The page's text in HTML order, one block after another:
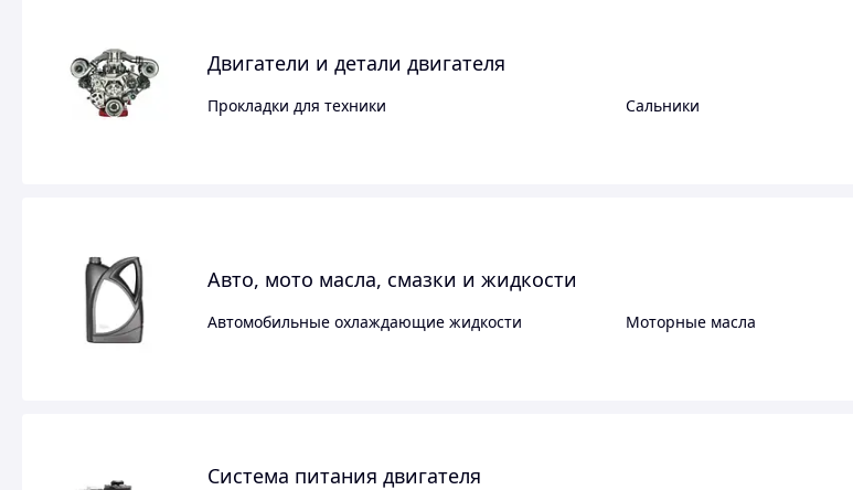
Двигатели и детали двигателя
Прокладки для техники Сальники
Авто, мото масла, смазки и жидкости
Автомобильные охлаждающие жидкости Моторные масла
Система питания двигателя